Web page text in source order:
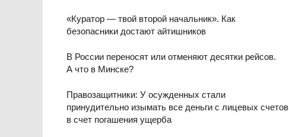
«Куратор — твой второй начальник». Как
безопасники достают айтишников
В России переносят или отменяют десятки рейсов.
А что в Минске?
Правозащитники: У осужденных стали
принудительно изымать все деньги с лицевых счетов
в счет погашения ущерба